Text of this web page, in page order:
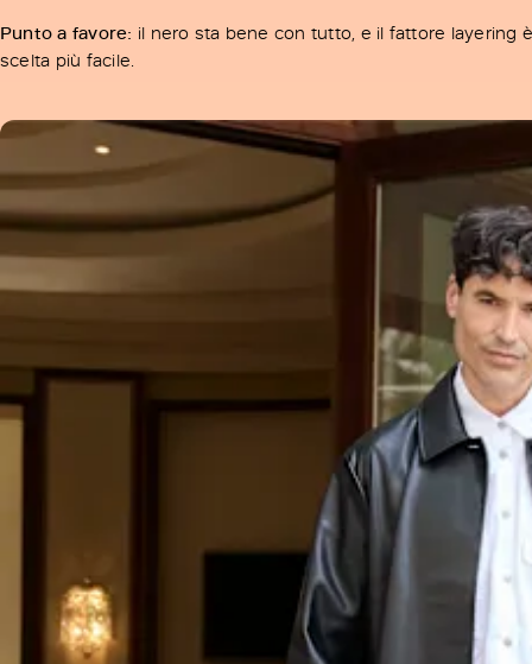
Punto a favore: il nero sta bene con tutto, e il fattore layering
scelta più facile.